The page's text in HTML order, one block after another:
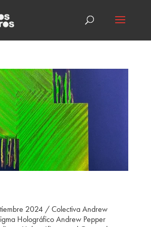
2024 / Colectiva Andrew
Holográfico Andrew Pepper